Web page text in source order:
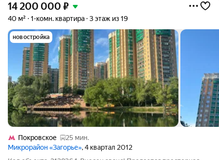
14 200 000 ₽
40 м² 1-комн. квартира 3 этаж из 19
новостройка
Покровское
25 мин.
Микрорайон «Загорье», 4 квартал 2012